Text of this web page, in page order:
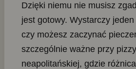
Dzięki niemu nie musisz
jest gotowy. Wystarczy
czy możesz zaczynać
szczególnie ważne przy pizzy
neapolitańskiej, gdzie